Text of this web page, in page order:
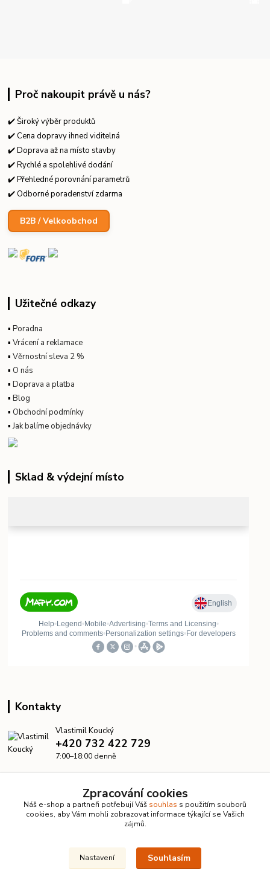
Proč nakoupit právě u nás?
✔️ Široký výběr produktů
✔️ Cena dopravy ihned viditelná
✔️ Doprava až na místo stavby
✔️ Rychlé a spolehlivé dodání
✔️ Přehledné porovnání parametrů
✔️ Odborné poradenství zdarma
B2B / Velkoobchod
Užitečné odkazy
▪Poradna
▪Vrácení a reklamace
▪Věrnostní sleva 2 %
▪ O nás
▪Doprava a platba
▪Blog
▪ Obchodní podmínky
▪Jak balíme objednávky
Sklad & výdejní místo
Kontakty
Vlastimil Koucký
+420 732 422 729
7:00–18:00 denně
© 2026 KanalizaceLevne.cz · Všechna práva vyhrazena ·
Zpracování cookies
Náš e-shop a partneři potřebují Váš souhlas s použitím souborů
cookies, aby Vám mohli zobrazovat informace týkající se Vašich
zájmů.
Nastavení Souhlasím